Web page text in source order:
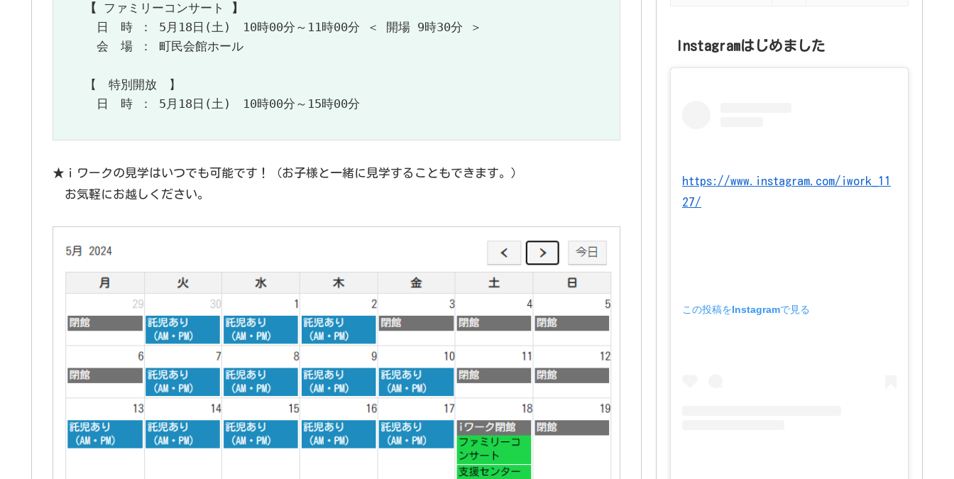
【 ファミリーコンサート
】
日　時 ： 5月18日(土)　10時00分～11時00分 ＜ 開場 9時30分 ＞
会　場 ： 町民会館ホール
【　特別開放　】
日　時 ： 5月18日(土)　10時00分～15時00分
★ｉワークの見学はいつでも可能です！（お子様と一緒に見学することもできます。）
お気軽にお越しください。
Instagramはじめました
https://www.instagram.com/iwork_11
27/
この投稿をInstagramで見る